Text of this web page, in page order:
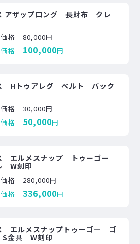
アザップロング 長財布 クレ
格
80,000円
格
100,000円
Hトゥアレグ ベルト バック
格
30,000円
格
50,000円
エルメスナップ トゥーゴー
W刻印
格
280,000円
格
336,000円
エルメスナップトゥーゴ― ゴ
金具 W刻印